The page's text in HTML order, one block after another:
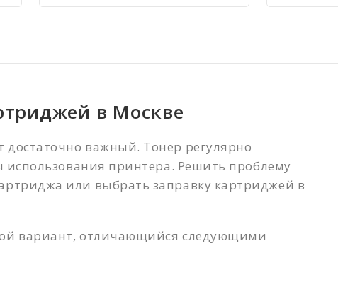
в Москве
важный. Тонер регулярно
использования принтера. Решить проблему
или выбрать заправку картриджей в
вариант, отличающийся следующими